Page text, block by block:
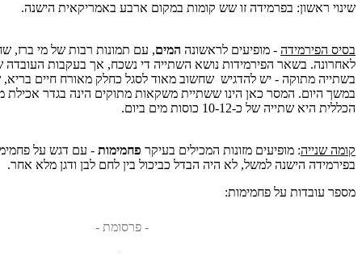
שינוי ראשון: בפרמידה זו שש קומות במקום ארבע באמריקאית הישנה.
בסיס הפירמידה - מופיעים לראשונה המים, עם תמונות רבות של מי ברז,
לאחרונה. בשאר הפירמידות נושא השתייה די נשכח, אך בעקבות העובדה
בשתייה מתוקה - יש להדגיש שחשוב מאוד לסגל כחלק מאורח חיים בריא,
במשך היום. המסר כאן הינו ששתיית משקאות מתוקים הינה בגדר
הכללית היא שתייה של כ-10-12 כוסות מים ביום.
קומה שנייה: מופיעים מזונות המכילים בעיקר פחמימות - עם דגש על
בפירמידה הישנה למשל, לא היה הבדל כביכול בין לחם לבן ודגן מלא אחר.
מספר עובדות על פחמימות:
- פרסומת -